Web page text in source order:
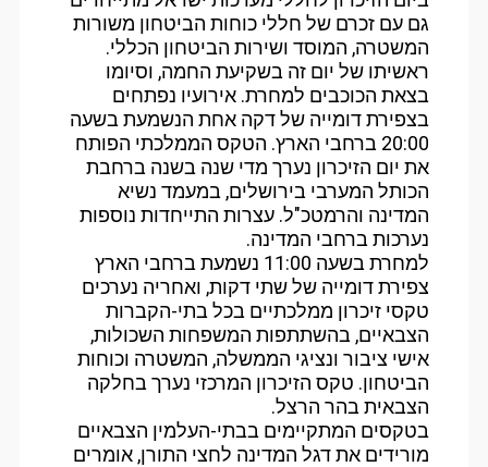
גם עם זכרם של חללי כוחות הביטחון משורות
המשטרה, המוסד ושירות הביטחון הכללי.
ראשיתו של יום זה בשקיעת החמה, וסיומו
בצאת הכוכבים למחרת. אירועיו נפתחים
בצפירת דומייה של דקה אחת הנשמעת בשעה
20:00 ברחבי הארץ. הטקס הממלכתי הפותח
את יום הזיכרון נערך מדי שנה בשנה ברחבת
הכותל המערבי בירושלים, במעמד נשיא
המדינה והרמטכ"ל. עצרות התייחדות נוספות
נערכות ברחבי המדינה.
למחרת בשעה 11:00 נשמעת ברחבי הארץ
צפירת דומייה של שתי דקות, ואחריה נערכים
טקסי זיכרון ממלכתיים בכל בתי-הקברות
הצבאיים, בהשתתפות המשפחות השכולות,
אישי ציבור ונציגי הממשלה, המשטרה וכוחות
הביטחון. טקס הזיכרון המרכזי נערך בחלקה
הצבאית בהר הרצל.
בטקסים המתקיימים בבתי-העלמין הצבאיים
מורידים את דגל המדינה לחצי התורן, אומרים